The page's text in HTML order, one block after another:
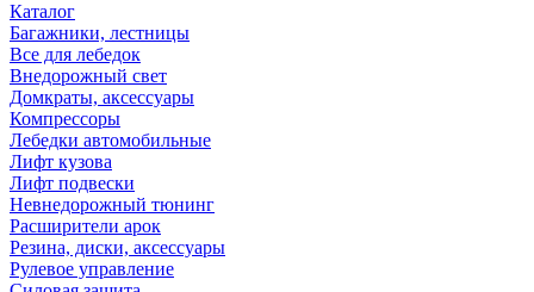
Каталог
Багажники, лестницы
Все для лебедок
Внедорожный свет
Домкраты, аксессуары
Компрессоры
Лебедки автомобильные
Лифт кузова
Лифт подвески
Невнедорожный тюнинг
Расширители арок
Резина, диски, аксессуары
Рулевое управление